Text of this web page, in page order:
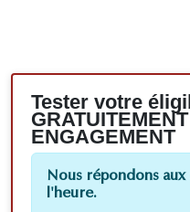
Tester votre
ENGAGEMENT
Nous répondons
l'heure.